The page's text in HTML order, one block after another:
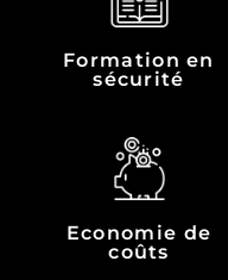
Formation en
sécurité
Economie de
coûts